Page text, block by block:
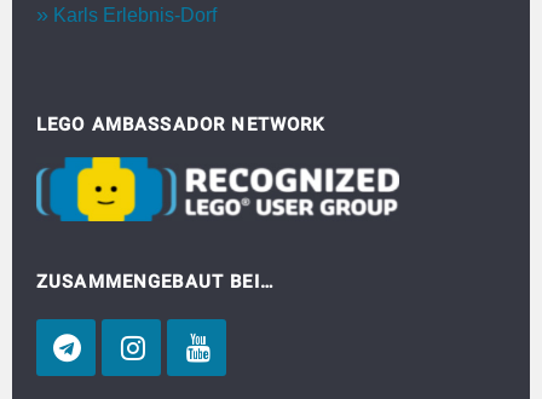
Karls Erlebnis-Dorf
LEGO AMBASSADOR NETWORK
ZUSAMMENGEBAUT BEI…